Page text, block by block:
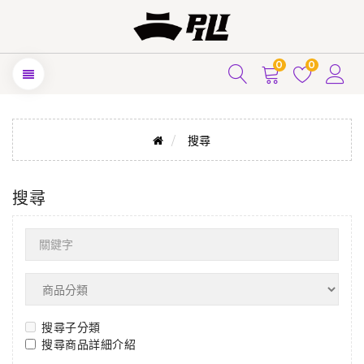
0 0
搜尋
搜尋
搜尋子分類
搜尋商品詳細介紹